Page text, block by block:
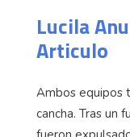
Lucila
Articulo
Ambos equipos
cancha. Tras un